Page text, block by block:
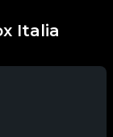
Italia